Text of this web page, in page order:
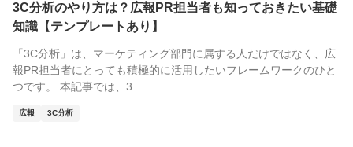
人気順
3C分析のやり方は？広報PR担当者も知っておきたい基礎
知識【テンプレートあり】
「3C分析」は、マーケティング部門に属する人だけではなく、広
報PR担当者にとっても積極的に活用したいフレームワークのひと
つです。 本記事では、3...
広報 3C分析